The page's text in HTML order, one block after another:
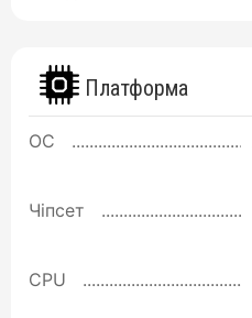
Платформа
ОС
Чіпсет
CPU